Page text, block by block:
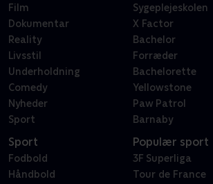
Film
Dokumentar
Reality
Livsstil
Underholdning
Comedy
Nyheder
Sport
Sygeplejeskolen
X Factor
Bachelor
Forræder
Bachelorette
Yellowstone
Paw Patrol
Barnaby
Sport
Fodbold
Håndbold
Populær sport
3F Superliga
Tour de France